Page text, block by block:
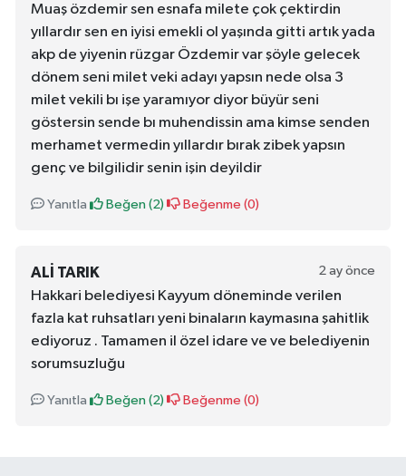
Muaş özdemir sen esnafa milete çok çektirdin
yıllardır sen en iyisi emekli ol yaşında gitti artık yada
akp de yiyenin rüzgar Özdemir var şöyle gelecek
dönem seni milet veki adayı yapsın nede olsa 3
milet vekili bı işe yaramıyor diyor büyür seni
göstersin sende bı muhendissin ama kimse senden
merhamet vermedin yıllardır bırak zibek yapsın
genç ve bilgilidir senin işin deyildir
Yanıtla Beğen (2) Beğenme (0)
ALI TARIK 2 ay önce
Hakkari belediyesi Kayyum döneminde verilen
fazla kat ruhsatları yeni binaların kaymasına şahitlik
ediyoruz . Tamamen il özel idare ve ve belediyenin
sorumsuzluğu
Yanıtla Beğen (2) Beğenme (0)